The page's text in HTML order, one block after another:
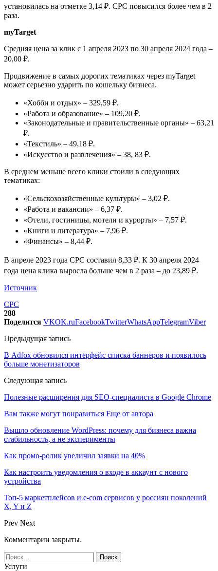
установилась на отметке 3,14 ₽. CPC повысился более чем в 2
раза.
myTarget
Средняя цена за клик с 1 апреля 2023 по 30 апреля 2024 года –
20,00 ₽.
Продвижение в самых дорогих тематиках через myTarget
может серьезно ударить по кошельку бизнеса.
«Хобби и отдых» – 329,59 ₽.
«Работа и образование» – 109,20 ₽.
«Законодательные и правительственные органы» – 63,21
₽.
«Текстиль» – 49,18 ₽.
«Искусство и развлечения» – 38, 83 ₽.
В среднем меньше всего клики стоили в следующих
тематиках:
«Сельскохозяйственные культуры» – 3,02 ₽.
«Работа и вакансии» – 6,37 ₽.
«Отели, гостиницы, мотели и курорты» – 7,57 ₽.
«Книги и литература» – 7,96 ₽.
«Финансы» – 8,44 ₽.
В апреле 2023 года CPC составил 8,33 ₽. К 30 апреля 2024
года цена клика выросла больше чем в 2 раза – до 23,89 ₽.
Источник
CPC
288
Поделится VKOK.ruFacebookTwitterWhatsAppTelegramViber
Предыдущая запись
В Adfox обновился интерфейс списка баннеров и появилось
больше монетизаторов
Следующая запись
Полезные расширения для SEO-специалиста в Google Chrome
Вам также могут понравиться Еще от автора
Вышло обновление WordPress: почему для бизнеса важна
стабильность, а не эксперименты
Как промо-ролик увеличил заявки на 40%
Как настроить уведомления о входе в аккаунт с нового
устройства
Топ-5 маркетплейсов и e-com сервисов у россиян поколений
X, Y и Z
Prev Next
Комментарии закрыты.
Услуги